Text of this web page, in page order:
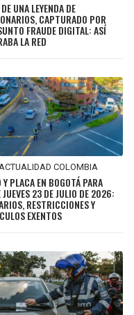
UNA LEYENDA DE
CAPTURADO POR
FRAUDE DIGITAL: ASÍ
LA RED
ACTUALIDAD COLOMBIA
Y PLACA EN BOGOTÁ PARA
JUEVES 23 DE JULIO DE 2026:
RESTRICCIONES Y
EXENTOS